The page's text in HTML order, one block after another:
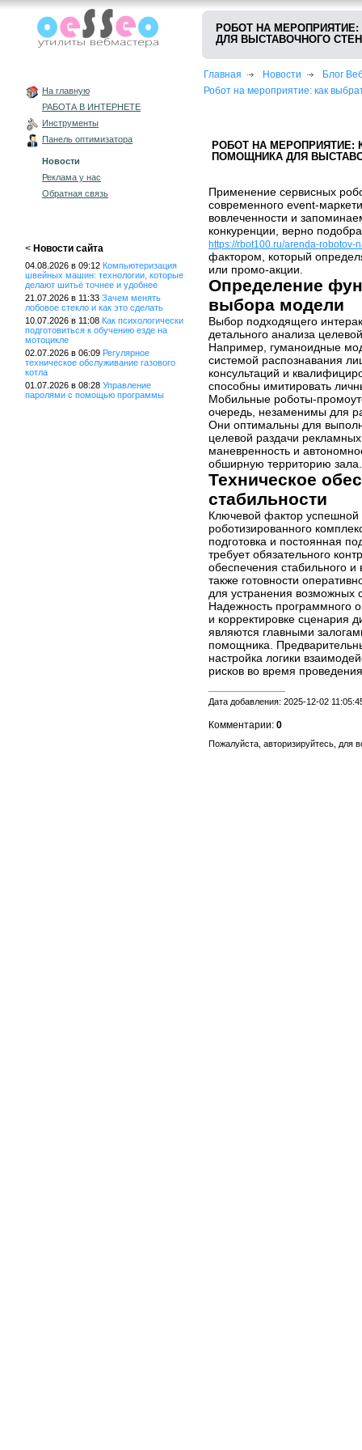
На главную
РАБОТА В ИНТЕРНЕТЕ
Инструменты
Панель оптимизатора
Новости
Реклама у нас
Обратная связь
< Новости сайта
04.08.2026 в 09:12 Компьютеризация
швейных машин: технологии, которые
делают шитьё точнее и удобнее
21.07.2026 в 11:33 Зачем менять
лобовое стекло и как это сделать
10.07.2026 в 11:08 Как психологически
подготовиться к обучению езде на
мотоцикле
02.07.2026 в 06:09 Регулярное
техническое обслуживание газового
котла
01.07.2026 в 08:28 Управление
паролями с помощью программы
РОБОТ НА
ДЛЯ ВЫСТАВОЧНОГО
Главная Новости
Блог
Робот на мероприятие: как
РОБОТ НА МЕРОПРИЯТИЕ:
ПОМОЩНИКА ДЛЯ
Применение сервисных
современного event-
вовлеченности и
конкуренции, верно
https://rbot100.ru/arenda-robotov-
фактором, который
или промо-акции.
Определение
выбора модели
Выбор подходящего
детального анализа
Например, гуманоидные
системой распознавания
консультаций и
способны имитировать
Мобильные роботы-
очередь, незаменимы для
Они оптимальны для
целевой раздачи
маневренность и
обширную территорию зала.
Техническое
стабильности
Ключевой фактор успешной
роботизированного
подготовка и постоянная
требует обязательного
обеспечения стабильного и
также готовности
для устранения возможных
Надежность программного
и корректировке сценария
являются главными
помощника.
настройка логики
рисков во время
Дата добавления: 2025-12-02
Комментарии: 0
Пожалуйста, авторизируйтесь, для